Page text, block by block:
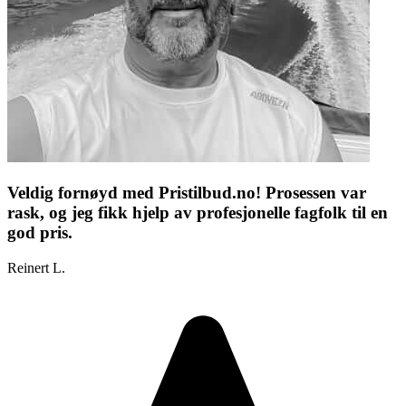
Veldig fornøyd med Pristilbud.no! Prosessen var
rask, og jeg fikk hjelp av profesjonelle fagfolk til en
god pris.
Reinert L.